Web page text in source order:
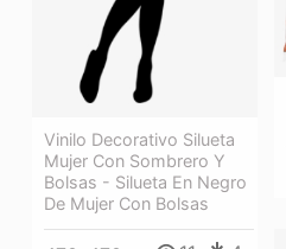
Vinilo Decorativo Silueta
Mujer Con Sombrero Y
Bolsas - Silueta En Negro
De Mujer Con Bolsas